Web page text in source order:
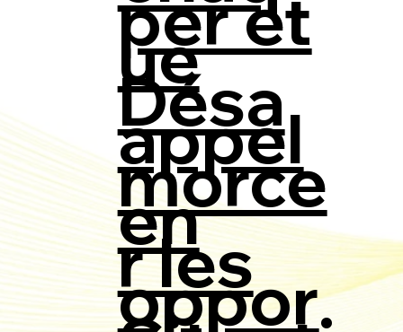
per et
Désa
morce
r les
ue
appel
en
oppor